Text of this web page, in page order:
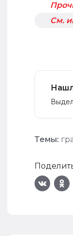
См.
Темы: